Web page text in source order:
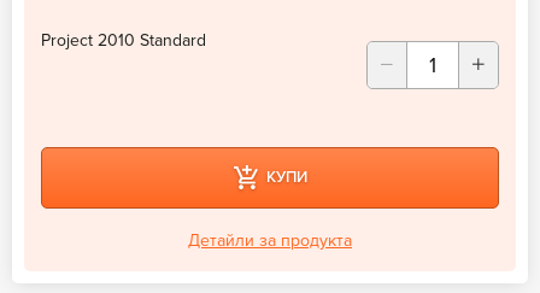
Project 2010 Standard
КУПИ
Детайли за продукта